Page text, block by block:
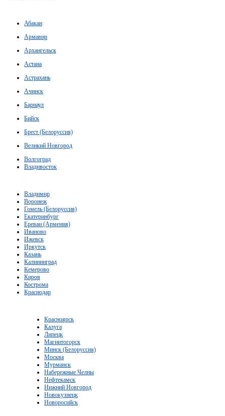
Абакан
Армавир
Архангельск
Астана
Астрахань
Ачинск
Барнаул
Бийск
Брест (Белоруссия)
Великий Новгород
Волгоград
Владивосток
Владимир
Воронеж
Гомель (Белоруссия)
Екатеринбург
Ереван (Армения)
Иваново
Ижевск
Иркутск
Казань
Калининград
Кемерово
Киров
Кострома
Краснодар
Красноярск
Калуга
Липецк
Магнитогорск
Минск (Белоруссия)
Москва
Мурманск
Набережные Челны
Нефтекамск
Нижний Новгород
Новокузнецк
Новоросийск